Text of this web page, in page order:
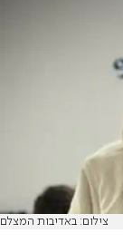
צילום: באדיבות המצלם